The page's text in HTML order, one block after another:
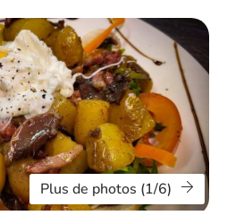
Plus de photos (1/6)